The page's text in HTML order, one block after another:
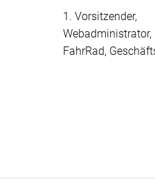
1. Vorsitzender,
Webadministrator,
FahrRad,